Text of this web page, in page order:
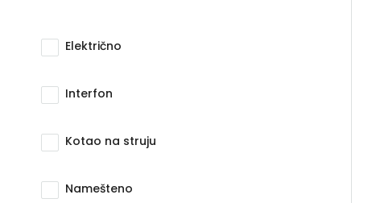
Električno
Interfon
Kotao na struju
Namešteno